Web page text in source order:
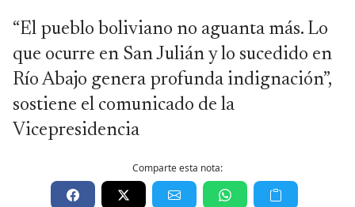
“El pueblo boliviano no aguanta más. Lo
que ocurre en San Julián y lo sucedido en
Río Abajo genera profunda indignación”,
sostiene el comunicado de la
Vicepresidencia
Comparte esta nota: